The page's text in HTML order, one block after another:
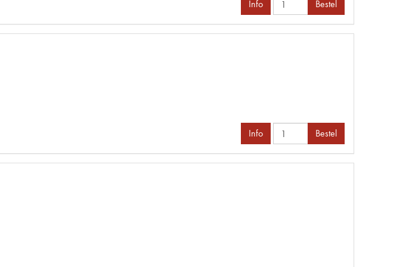
Info Bestel
Info
Bestel